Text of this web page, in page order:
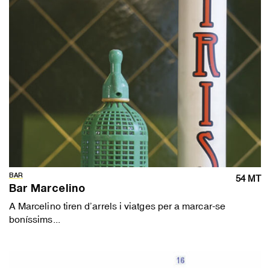
BAR 54 MT
Bar Marcelino
A Marcelino tiren d’arrels i viatges per a marcar-se
boníssims...